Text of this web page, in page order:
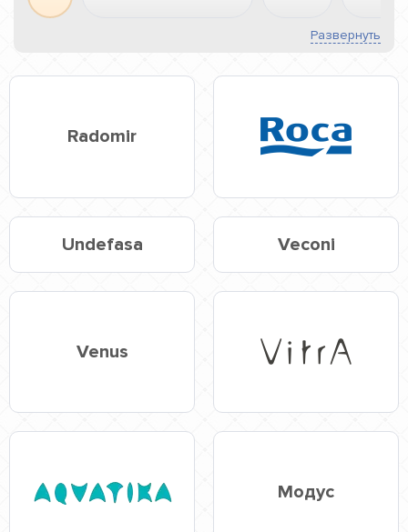
Развернуть
Radomir
Undefasa Veconi
Venus
Модус